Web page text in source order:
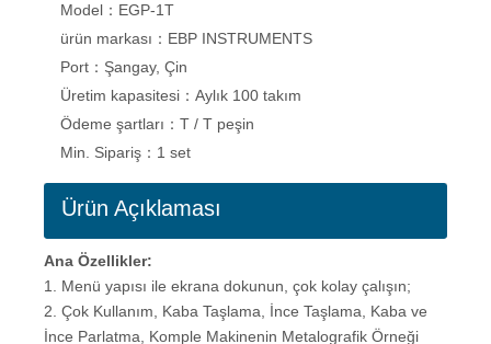
Model： EGP-1T
ürün markası： EBP INSTRUMENTS
Port： Şangay, Çin
Üretim kapasitesi： Aylık 100 takım
Ödeme şartları： T / T peşin
Min. Sipariş： 1 set
Ürün Açıklaması
Ana Özellikler:
1. Menü yapısı ile ekrana dokunun, çok kolay çalışın;
2. Çok Kullanım, Kaba Taşlama, İnce Taşlama, Kaba ve
İnce Parlatma, Komple Makinenin Metalografik Örneği